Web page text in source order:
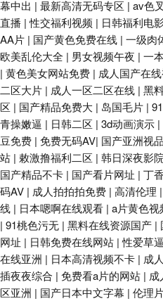
幕中出 | 最新高清无码专区 | av色
直播 |性交福利视频 | 日韩福利电
AA片 | 国产黄色免费在线 | 一级肉
欧美乱伦大全 | 男女视频午夜 | 一
| 黄色美女网站免费 | 成人国产在
二区大片 | 成人一区二区在线 | 黑
区 | 国产精品免费大 | 岛国毛片 |
青操嫩逼 | 日韩二区 | 3d动画演示 |
豆免费 | 免费无码AV| 国产亚洲视
站 | 敕激撸福利二区 | 韩日深夜影院
国产精品不卡 | 国产看片网址 | 丁
码AV | 成人拍拍拍免费 | 高清伦理 |
线 | 日本嗯啊在线观看 | a片黄色视
| 91桃色污无 | 黑料在线资源国产 |
网址 | 日韩免费在线网站 |性爱草
在线亚洲 | 日本高清视频不卡 | 成
插夜夜综合 | 免费看a片的网站 |
区亚洲 | 国产日本中文字幕 | 伦理